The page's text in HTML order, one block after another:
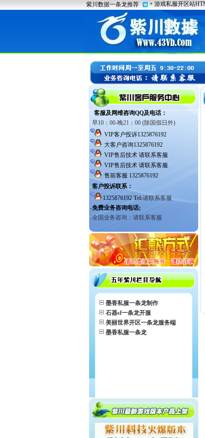
墨香私服一条龙制作
石器sf一条龙开服
美丽世界开区一条龙服务端
墨香私服一条龙